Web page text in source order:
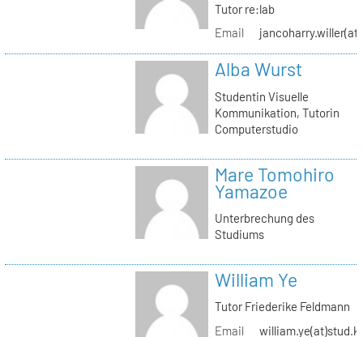
Tutor re:lab
Email
Alba Wurst
Studentin Visuelle
Kommunikation, Tutorin
Computerstudio
Mare Tomohiro
Yamazoe
Unterbrechung des
Studiums
William Ye
Tutor Friederike Feldmann
Email